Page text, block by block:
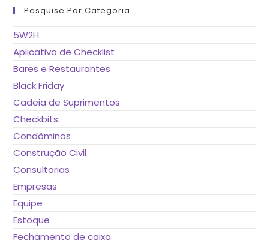
Pesquise Por Categoria
5W2H
Aplicativo de Checklist
Bares e Restaurantes
Black Friday
Cadeia de Suprimentos
Checkbits
Condôminos
Construção Civil
Consultorias
Empresas
Equipe
Estoque
Fechamento de caixa